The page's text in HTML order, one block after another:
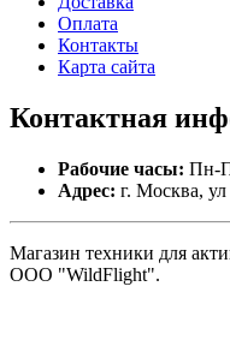
Оплата
Контакты
Карта сайта
Контактная
Рабочие часы: Пн-
Адрес: г. Москва,
Магазин техники для
ООО "WildFlight".